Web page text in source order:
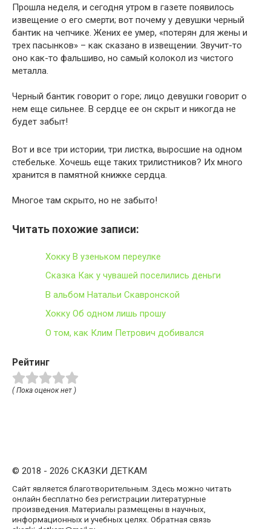
Прошла неделя, и сегодня утром в газете появилось
извещение о его смерти; вот почему у девушки черный
бантик на чепчике. Жених ее умер, «потерян для жены и
трех пасынков» – как сказано в извещении. Звучит-то
оно как-то фальшиво, но самый колокол из чистого
металла.
Черный бантик говорит о горе; лицо девушки говорит о
нем еще сильнее. В сердце ее он скрыт и никогда не
будет забыт!
Вот и все три истории, три листка, выросшие на одном
стебельке. Хочешь еще таких трилистников? Их много
хранится в памятной книжке сердца.
Многое там скрыто, но не забыто!
Читать похожие записи:
Хокку В узеньком переулке
Сказка Как у чувашей поселились деньги
В альбом Натальи Скавронской
Хокку Об одном лишь прошу
О том, как Клим Петрович добивался
Рейтинг
( Пока оценок нет )
© 2018 - 2026 СКАЗКИ ДЕТКАМ
Сайт является благотворительным. Здесь можно читать
онлайн бесплатно без регистрации литературные
произведения. Материалы размещены в научных,
информационных и учебных целях. Обратная связь